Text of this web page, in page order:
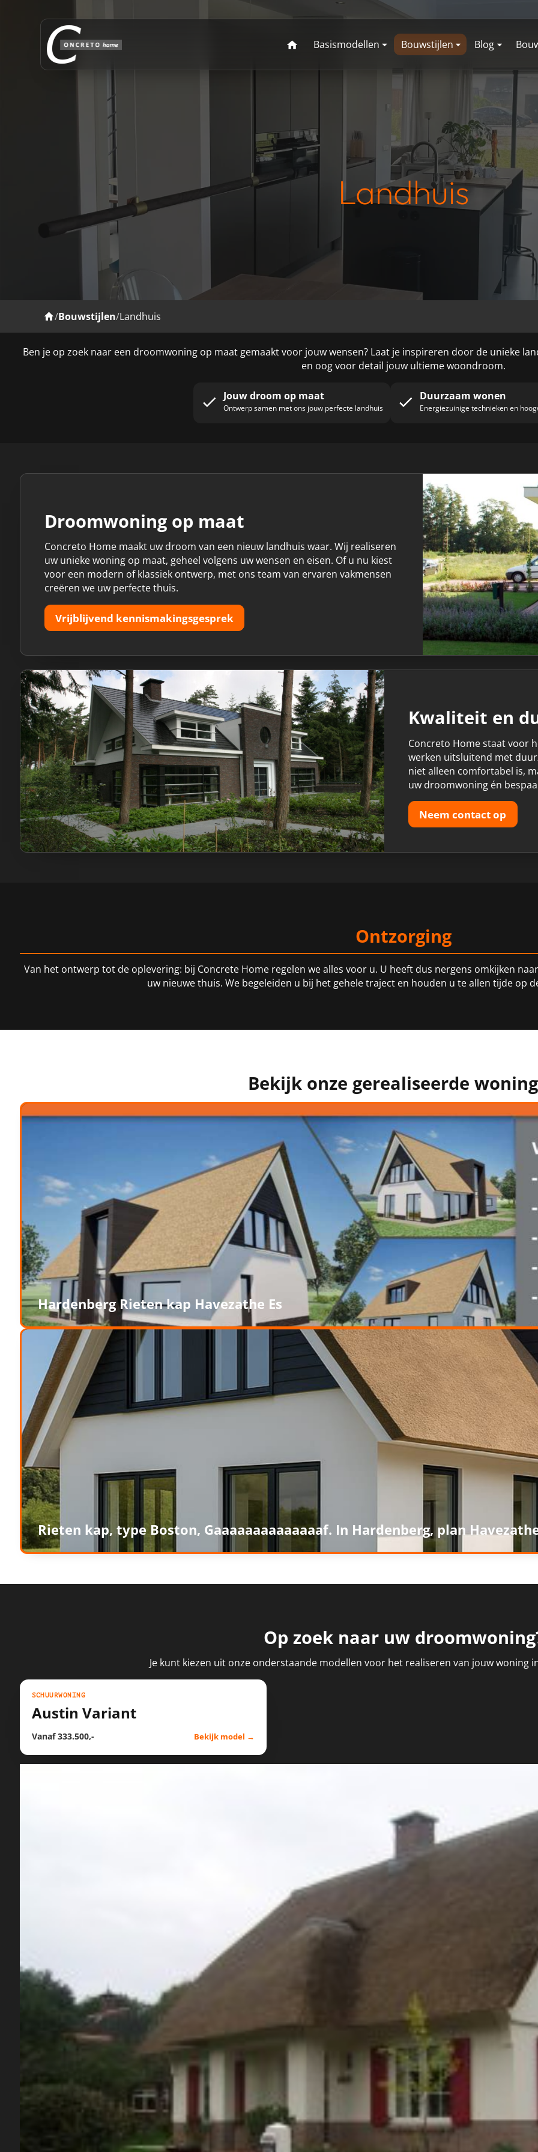
Basismodellen
Bekijk alle modellen
Orlando
Tampa
Kansas
Bouwstijlen
Bekijk alle stijlen
Engelse stijl Herenhuis
Jaren 30 Klassiek
Landelijk Landhuis
Levensloop
bestendig
Modern
Blog
Lees hier het
Geschiedenis
Landhuis
/Bouwstijlen/Landhuis
Ben je op zoek naar een droomwoning op maat gemaakt voor jouw wensen? Laat je inspireren door de unieke
en oog voor detail jouw ultieme woondroom.
Jouw droom op maat
Ontwerp samen met ons jouw perfecte landhuis
Duurzaam wonen
Energiezuinige technieken en
Droomwoning op maat
Concreto Home maakt uw droom van een nieuw landhuis waar. Wij realiseren
uw unieke woning op maat, geheel volgens uw wensen en eisen. Of u nu kiest
voor een modern of klassiek ontwerp, met ons team van ervaren vakmensen
creëren we uw perfecte thuis.
Vrijblijvend kennismakingsgesprek
Kwaliteit en
Concreto Home staat voor
werken uitsluitend met
niet alleen comfortabel is,
uw droomwoning én
Neem contact op
Ontzorging
Van het ontwerp tot de oplevering: bij Concrete Home regelen we alles voor u. U heeft dus nergens omkijken
uw nieuwe thuis. We begeleiden u bij het gehele traject en houden u te allen tijde op
Bekijk onze gerealiseerde
Hardenberg Rieten kap Havezathe Es
Rieten kap, type Boston, Gaaaaaaaaaaaaaaf. In Hardenberg, plan
Op zoek naar uw
Je kunt kiezen uit onze onderstaande modellen voor het realiseren van jouw woning
SCHETS WONING
SCHUURWONING
Austin Variant
Vanaf 333.500,- Bekijk model →